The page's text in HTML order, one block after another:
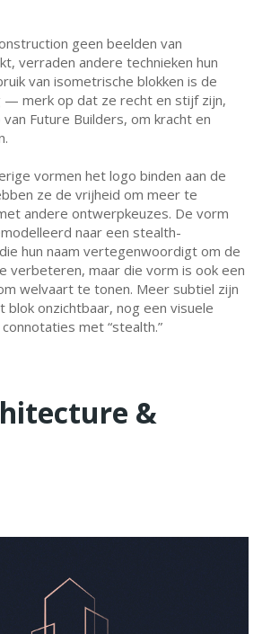
geen beelden van
verraden andere technieken hun
van isometrische blokken is de
— merk op dat ze recht en stijf zijn,
Future Builders, om kracht en
vormen het logo binden aan de
ze de vrijheid om meer te
andere ontwerpkeuzes. De vorm
naar een stealth-
hun naam vertegenwoordigt om de
verbeteren, maar die vorm is ook een
welvaart te tonen. Meer subtiel zijn
blok onzichtbaar, nog een visuele
met “stealth.”
&